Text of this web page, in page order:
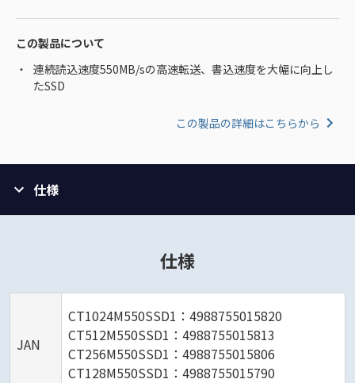
この製品について
連続読込速度550MB/sの高速転送、書込速度を大幅に向上し
たSSD
この製品の詳細はこちらから
仕様
仕様
JAN
CT1024M550SSD1：4988755015820
CT512M550SSD1：4988755015813
CT256M550SSD1：4988755015806
CT128M550SSD1：4988755015790